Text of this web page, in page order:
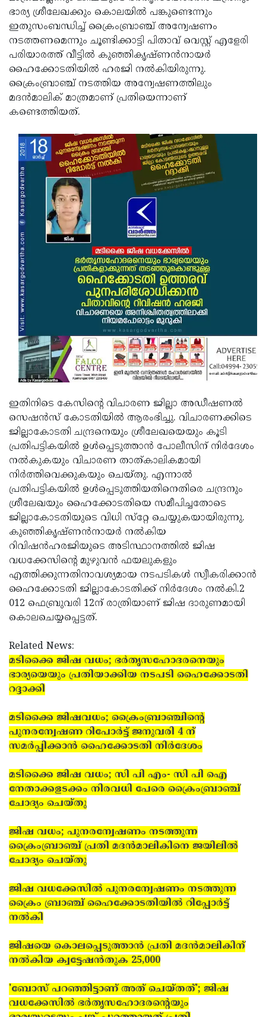
Body
Election
Back
2025
ഭാര്യ ശ്രീലേഖക്കും കൊലയില്‍ പങ്കുണ്ടെന്നും
ഇതുസംബന്ധിച്ച് ക്രൈംബ്രാഞ്ച് അന്വേഷണം
നടത്തണമെന്നും ചൂണ്ടിക്കാട്ടി പിതാവ് വെസ്റ്റ് എളേരി
പരിയാരത്ത് വീട്ടില്‍ കുഞ്ഞികൃഷ്ണന്‍നായര്‍
ഹൈക്കോടതിയില്‍ ഹരജി നല്‍കിയിരുന്നു.
ക്രൈംബ്രാഞ്ച് നടത്തിയ അന്വേഷണത്തിലും
മദന്‍മാലിക് മാത്രമാണ് പ്രതിയെന്നാണ്
കണ്ടെത്തിയത്.
ഇതിനിടെ കേസിന്റെ വിചാരണ ജില്ലാ അഡീഷണല്‍
സെഷന്‍സ് കോടതിയില്‍ ആരംഭിച്ചു. വിചാരണക്കിടെ
ജില്ലാകോടതി ചന്ദ്രനെയും ശ്രീലേഖയെയും കൂടി
പ്രതിപട്ടികയില്‍ ഉള്‍പ്പെടുത്താന്‍ പോലീസിന് നിര്‍ദേശം
നല്‍കുകയും വിചാരണ താത്കാലികമായി
നിര്‍ത്തിവെക്കുകയും ചെയ്തു. എന്നാല്‍
പ്രതിപട്ടികയില്‍ ഉള്‍പ്പെടുത്തിയതിനെതിരെ ചന്ദ്രനും
ശ്രീലേഖയും ഹൈക്കോടതിയെ സമീപിച്ചതോടെ
ജില്ലാകോടതിയുടെ വിധി സ്‌റ്റേ ചെയ്യുകയായിരുന്നു.
കുഞ്ഞികൃഷ്ണന്‍നായര്‍ നല്‍കിയ
റിവിഷന്‍ഹരജിയുടെ അടിസ്ഥാനത്തില്‍ ജിഷ
വധക്കേസിന്റെ മുഴുവന്‍ ഫയലുകളും
എത്തിക്കുന്നതിനാവശ്യമായ നടപടികള്‍ സ്വീകരിക്കാന്‍
ഹൈക്കോടതി ജില്ലാകോടതിക്ക് നിര്‍ദേശം നല്‍കി.2
012 ഫെബ്രുവരി 12ന് രാത്രിയാണ് ജിഷ ദാരുണമായി
കൊലചെയ്യപ്പെട്ടത്.
Related News:
മടിക്കൈ ജിഷ വധം; ഭര്‍തൃസഹോദരനെയും
ഭാര്യയെയും പ്രതിയാക്കിയ നടപടി ഹൈക്കോടതി
റദ്ദാക്കി
മടിക്കൈ ജിഷവധം; ക്രൈംബ്രാഞ്ചിന്റെ
പുനരന്വേഷണ റിപോര്‍ട്ട് ജനുവരി 4 ന്
സമര്‍പ്പിക്കാന്‍ ഹൈക്കോടതി നിര്‍ദേശം
മടിക്കൈ ജിഷ വധം; സി പി എം- സി പി ഐ
നേതാക്കളടക്കം നിരവധി പേരെ ക്രൈംബ്രാഞ്ച്
ചോദ്യം ചെയ്തു
ജിഷ വധം; പുനരന്വേഷണം നടത്തുന്ന
ക്രൈംബ്രാഞ്ച് പ്രതി മദന്‍മാലികിനെ ജയിലില്‍
ചോദ്യം ചെയ്തു
ജിഷ വധക്കേസില്‍ പുനരന്വേഷണം നടത്തുന്ന
ക്രൈം ബ്രാഞ്ച് ഹൈക്കോടതിയില്‍ റിപ്പോര്‍ട്ട്
നല്‍കി
ജിഷയെ കൊലപ്പെടുത്താന്‍ പ്രതി മദന്‍മാലികിന്
നല്‍കിയ ക്വട്ടേഷന്‍തുക 25,000
'ബോസ് പറഞ്ഞിട്ടാണ് അത് ചെയ്തത്'; ജിഷ
വധക്കേസില്‍ ഭര്‍തൃസഹോദരന്റെയും